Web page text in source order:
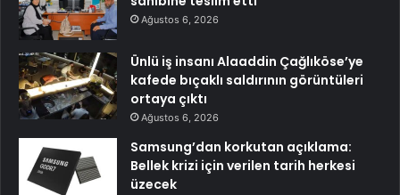
Ağustos 6, 2026
Ünlü iş insanı Alaaddin Çağlıköse’ye
kafede bıçaklı saldırının görüntüleri
ortaya çıktı
Ağustos 6, 2026
Samsung’dan korkutan açıklama:
Bellek krizi için verilen tarih herkesi
üzecek